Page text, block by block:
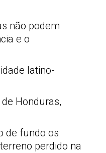
não podem
e o
latino-
Honduras,
de fundo os
perdido na